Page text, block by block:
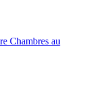
Chambres au